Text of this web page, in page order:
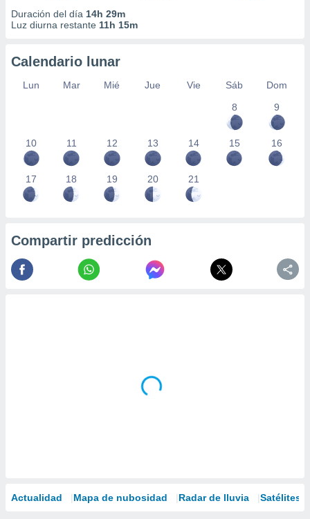
Duración del día 14h 29m
Luz diurna restante 11h 15m
Calendario lunar
Lun Mar Mié Jue Vie Sáb
Dom
8
9
10 11 12 13 14 15 16
17 18 19 20 21
Compartir predicción
Actualidad Mapa de nubosidad Radar de lluvia Satélites